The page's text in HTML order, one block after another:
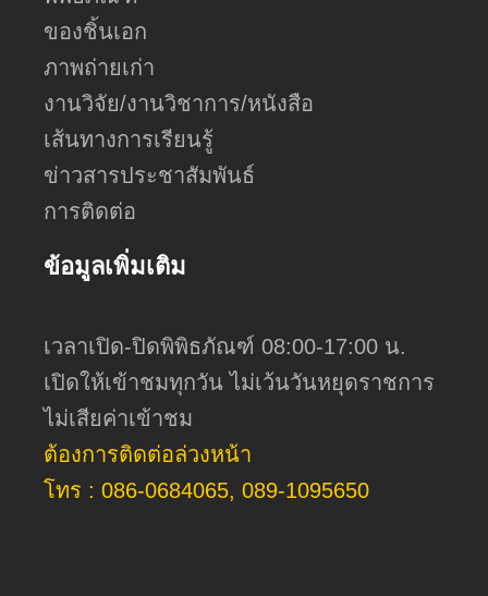
ของชิ้นเอก
ภาพถ่ายเก่า
งานวิจัย/งานวิชาการ/หนังสือ
เส้นทางการเรียนรู้
ข่าวสารประชาสัมพันธ์
การติดต่อ
ข้อมูลเพิ่มเติม
เวลาเปิด-ปิดพิพิธภัณฑ์ 08:00-17:00 น.
เปิดให้เข้าชมทุกวัน ไม่เว้นวันหยุดราชการ
ไม่เสียค่าเข้าชม
ต้องการติดต่อล่วงหน้า
โทร : 086-0684065, 089-1095650